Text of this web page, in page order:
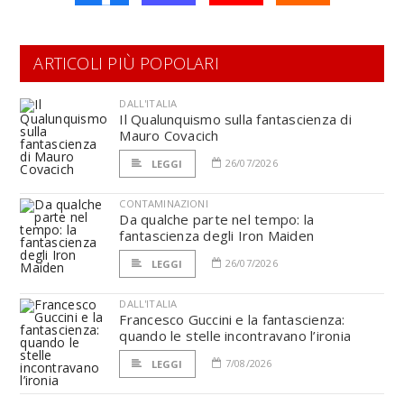
ARTICOLI PIÙ POPOLARI
DALL'ITALIA
Il Qualunquismo sulla fantascienza di
Mauro Covacich
LEGGI 26/07/2026
CONTAMINAZIONI
Da qualche parte nel tempo: la
fantascienza degli Iron Maiden
LEGGI 26/07/2026
DALL'ITALIA
Francesco Guccini e la fantascienza:
quando le stelle incontravano l’ironia
LEGGI 7/08/2026